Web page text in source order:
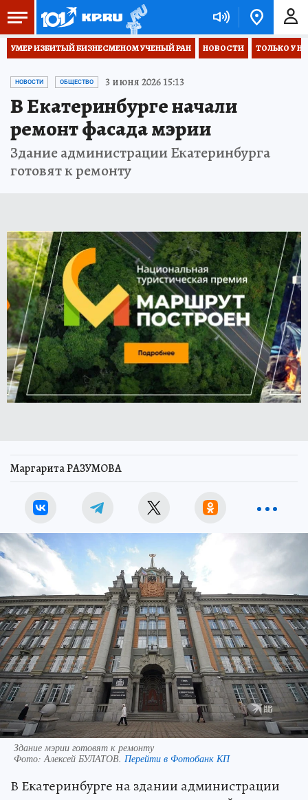
УМЕР ИЗБИТЫЙ БИЗНЕСМЕНОМ УЧЕНЫЙ РАН НОВОСТИ ТОЛЬКО У
НОВОСТИ ОБЩЕСТВО 3 июня 2026 15:13
В Екатеринбурге начали
ремонт фасада мэрии
Здание администрации Екатеринбурга
готовят к ремонту
Маргарита РАЗУМОВА
Здание мэрии готовят к ремонту
Фото: Алексей БУЛАТОВ. Перейти в Фотобанк КП
В Екатеринбурге на здании администрации